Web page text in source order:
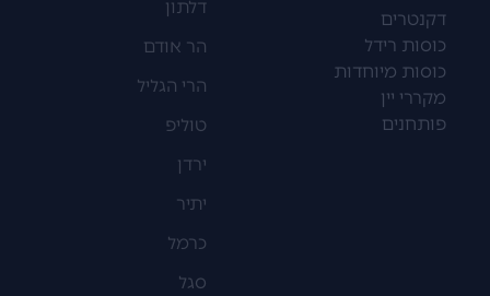
דקנטרים
כוסות רידל
כוסות מיוחדות
מקררי יין
פותחנים
דלתון
הר אודם
הרי הגליל
טוליפ
ירדן
יתיר
כרמל
סגל